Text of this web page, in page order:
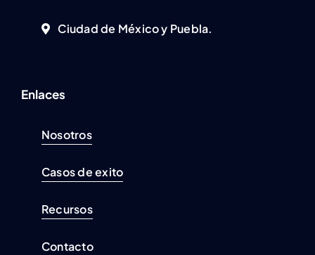
Ciudad de México y Puebla.
Enlaces
Nosotros
Casos de exito
Recursos
Contacto